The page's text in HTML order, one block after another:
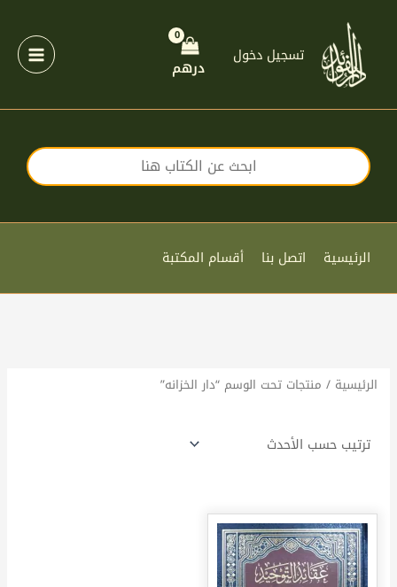
المحتوى
تسجيل دخول
درهم
الرئيسية اتصل بنا أقسام المكتبة
الرئيسية / منتجات تحت الوسم “دار الخزانه”